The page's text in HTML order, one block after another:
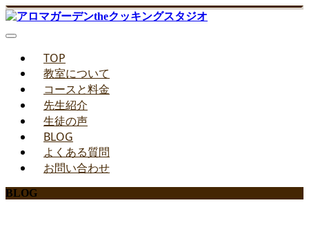
TOP
教室について
コースと料金
先生紹介
生徒の声
BLOG
よくある質問
お問い合わせ
BLOG